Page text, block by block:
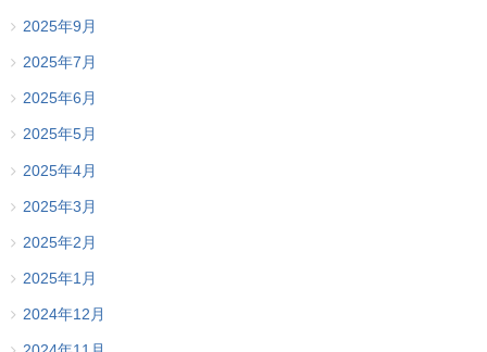
2025年9月
2025年7月
2025年6月
2025年5月
2025年4月
2025年3月
2025年2月
2025年1月
2024年12月